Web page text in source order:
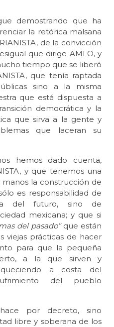
demostrando que ha
la retórica malsana
de la convicción
que dirige AMLO, y
tiempo que se liberó
que tenía raptada
sino a la misma
que está dispuesta a
democrática y la
que sirva a la gente y
que laceran su
hemos dado cuenta,
y que tenemos una
la construcción de
es responsabilidad de
del futuro, sino de
mexicana; y que si
del pasado”que están
viejas prácticas de hacer
para que la pequeña
a la que sirven y
a costa del
del pueblo
por decreto, sino
libre y soberana de los